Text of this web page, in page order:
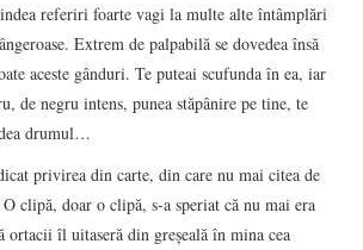
referiri foarte vagi la multe alte întâmplări
Extrem de palpabilă se dovedea însă
aceste gânduri. Te puteai scufunda în ea, iar
de negru intens, punea stăpânire pe tine, te
drumul…
privirea din carte, din care nu mai citea de
O clipă, doar o clipă, s-a speriat că nu mai era
îl uitaseră din greşeală în mina cea